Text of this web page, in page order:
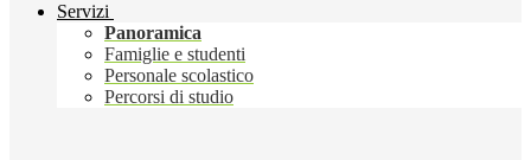
Servizi
Panoramica
Famiglie e studenti
Personale scolastico
Percorsi di studio